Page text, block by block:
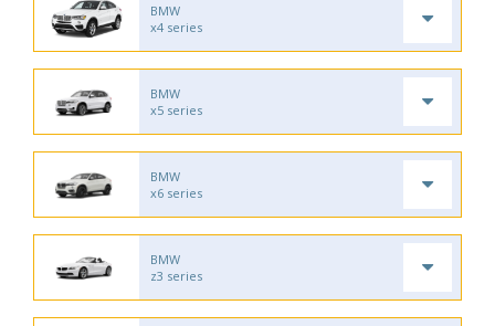
BMW
x4 series
BMW
x5 series
BMW
x6 series
BMW
z3 series